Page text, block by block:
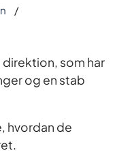
som har
og en stab
hvordan de